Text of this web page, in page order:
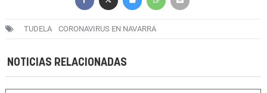
TUDELA CORONAVIRUS EN NAVARRA
NOTICIAS RELACIONADAS